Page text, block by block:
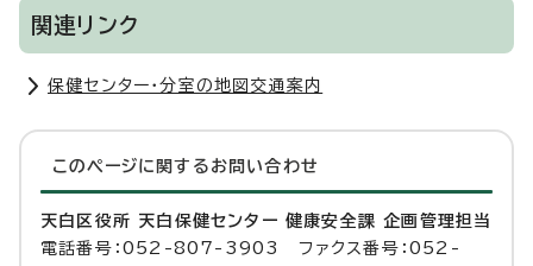
関連リンク
保健センター・分室の地図交通案内
このページに関する お問い合わせ
天白区役所 天白保健センター 健康安全課 企画管理担当
電話番号：052-807-3903 ファクス番号：052-